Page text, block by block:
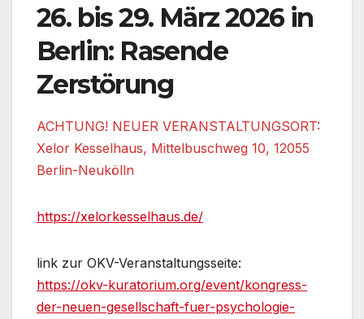
26. bis 29. März 2026 in
Berlin: Rasende
Zerstörung
ACHTUNG! NEUER VERANSTALTUNGSORT:
Xelor Kesselhaus, Mittelbuschweg 10, 12055
Berlin-Neukölln
https://xelorkesselhaus.de/
link zur OKV-Veranstaltungsseite:
https://okv-kuratorium.org/event/kongress-
der-neuen-gesellschaft-fuer-psychologie-